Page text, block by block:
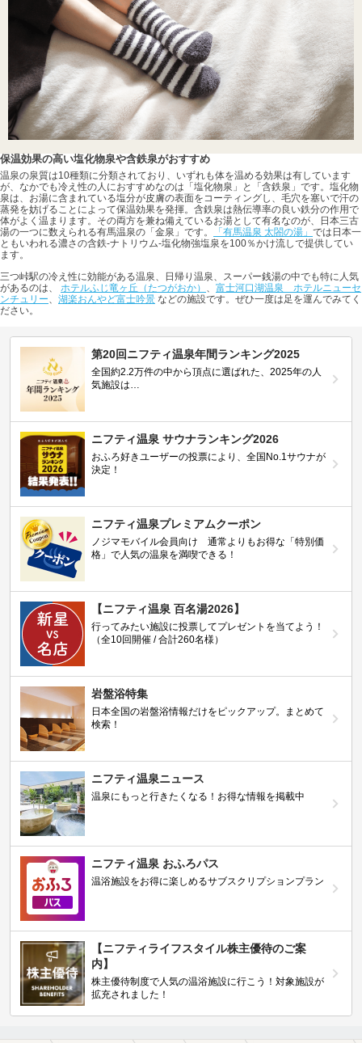
保温効果の高い塩化物泉や含鉄泉がおすすめ
温泉の泉質は10種類に分類されており、いずれも体を温める効果は有しています
が、なかでも冷え性の人におすすめなのは「塩化物泉」と「含鉄泉」です。塩化物
泉は、お湯に含まれている塩分が皮膚の表面をコーティングし、毛穴を塞いで汗の
蒸発を妨げることによって保温効果を発揮。含鉄泉は熱伝導率の良い鉄分の作用で
体がよく温まります。その両方を兼ね備えているお湯として有名なのが、日本三古
湯の一つに数えられる有馬温泉の「金泉」です。
「有馬温泉 太閤の湯」 では日本一
ともいわれる濃さの含鉄-ナトリウム-塩化物強塩泉を100％かけ流しで提供してい
ます。
三つ峠駅の冷え性に効能がある温泉、日帰り温泉、スーパー銭湯の中でも特に人気
があるのは、 ホテルふじ竜ヶ丘（たつがおか） 、 富士河口湖温泉 ホテルニューセ
ンチュリー、 湖楽おんやど富士吟景 などの施設です。ぜひ一度は足を運んでみてく
ださい。
第20回ニフティ温泉年間ランキング2025
全国約2.2万件の中から頂点に選ばれた、2025年の人
気施設は…
ニフティ温泉 サウナランキング2026
おふろ好きユーザーの投票により、全国No.1サウナが
決定！
ニフティ温泉プレミアムクーポン
ノジマモバイル会員向け 通常よりもお得な「特別価
格」で人気の温泉を満喫できる！
【ニフティ温泉 百名湯2026】
行ってみたい施設に投票してプレゼントを当てよう！
（全10回開催 / 合計260名様）
岩盤浴特集
日本全国の岩盤浴情報だけをピックアップ。まとめて
検索！
ニフティ温泉ニュース
温泉にもっと行きたくなる！お得な情報を掲載中
ニフティ温泉 おふろパス
温浴施設をお得に楽しめるサブスクリプションプラン
【ニフティライフスタイル株主優待のご案
内】
株主優待制度で人気の温浴施設に行こう！対象施設が
拡充されました！